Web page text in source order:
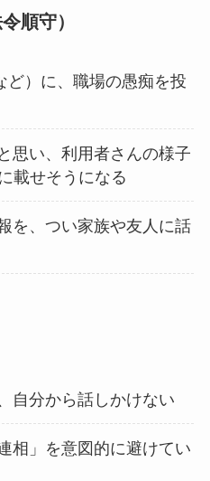
順守）
ど）に、職場の愚痴を投
思い、利用者さんの様子
載せそうになる
を、つい家族や友人に話
自分から話しかけない
相」を意図的に避けてい